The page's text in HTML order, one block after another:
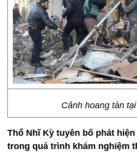
Cảnh hoang tàn
Thổ Nhĩ Kỳ tuyên bố phát
trong quá trình khám nghiệm